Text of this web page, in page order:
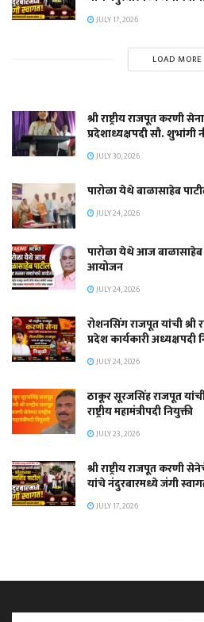
JULY 17, 2026
LOAD MORE
श्री राष्ट्रीय राजपूत करणी
प्रदेशाध्यक्षपदी सौ. शुभांगी
JULY 30, 2026
पारोळा येथे बाळासाहेब
JULY 24, 2026
पारोळा येथे आज बाळासाहेब
आयोजन
JULY 24, 2026
रोशनसिंग राजपूत यांची श्री
प्रदेश कार्यकारी अध्यक्षपदी
JULY 24, 2026
ठाकूर सूरजसिंह राजपूत यांची
राष्ट्रीय महामंत्रीपदी नियुक्ती
JULY 23, 2026
श्री राष्ट्रीय राजपूत करणी
यांचे नंदुरबारमध्ये जंगी
JULY 17, 2026